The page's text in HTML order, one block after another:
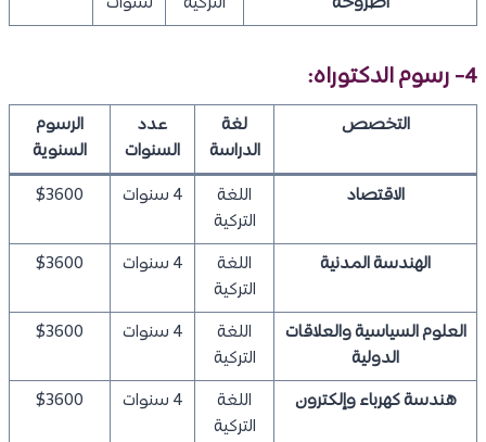
4- رسوم الدكتوراه:
التخصص
لغة
الدراسة
عدد
السنوات
الرسوم
السنوية
الاقتصاد
اللغة
التركية
4 سنوات $3600
الهندسة المدنية
اللغة
التركية
4 سنوات $3600
العلوم السياسية والعلاقات
الدولية
اللغة
التركية
4 سنوات $3600
هندسة كهرباء وإلكترون
اللغة
التركية
4 سنوات $3600